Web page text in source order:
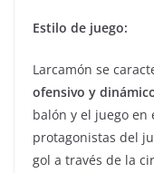
Estilo de juego:
Larcamón se
ofensivo y
balón y el juego en
protagonistas del
gol a través de la